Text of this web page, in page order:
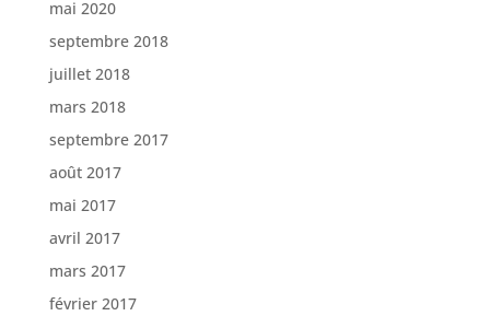
mai 2020
septembre 2018
juillet 2018
mars 2018
septembre 2017
août 2017
mai 2017
avril 2017
mars 2017
février 2017